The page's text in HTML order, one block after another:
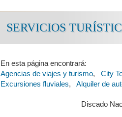
SERVICIOS
En esta página encontrará:
Agencias de viajes y turismo, City
Excursiones fluviales, Alquiler de
Discado